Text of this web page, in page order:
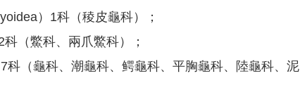
）1科（稜皮龜科）；
（鱉科、兩爪鱉科）；
科（龜科、潮龜科、鳄龜科、平胸龜科、陸龜科、泥